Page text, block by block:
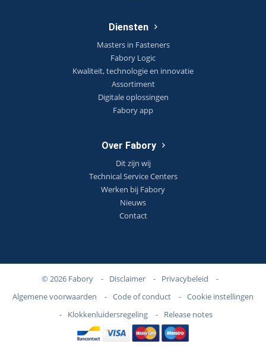
Diensten
Masters in Fasteners
Fabory Logic
Kwaliteit, technologie en innovatie
Assortiment
Digitale oplossingen
Fabory app
Over Fabory
Dit zijn wij
Technical Service Centers
Werken bij Fabory
Nieuws
Contact
© 2026 Fabory - Disclaimer - Privacybeleid
-
Algemene voorwaarden
- Code of conduct - Cookie instellingen
-
Klokkenluidersregeling - Release notes